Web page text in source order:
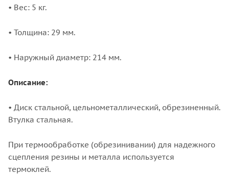
• Вес: 5 кг.
• Толщина: 29 мм.
• Hаружный диаметр: 214 мм.
Описание:
• Диск стальной, цельнометаллический, обрезиненный.
Втулка стальная.
При термообработке (обрезинивании) для надежного
сцепления резины и металла используется
термоклей.